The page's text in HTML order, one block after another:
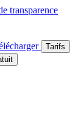
transparence
Tarifs